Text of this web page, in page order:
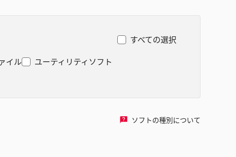
イル
ユーティリティソフト
すべての選択
ソフトの種別について